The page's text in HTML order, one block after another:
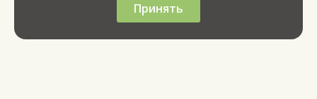
Принять